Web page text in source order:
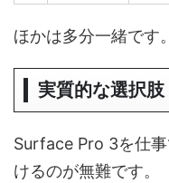
ほかは多分一緒です。
実質的な選択肢
Surface Pro 3を仕
けるのが無難です。